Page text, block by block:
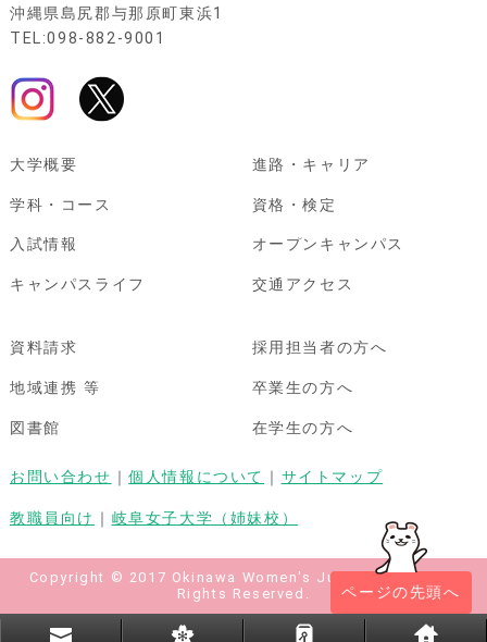
ページの先頭へ
沖縄県島尻郡与那原町東浜1
TEL:098-882-9001
大学概要
学科・コース
入試情報
キャンパスライフ
進路・キャリア
資格・検定
オープンキャンパス
交通アクセス
資料請求
地域連携 等
図書館
採用担当者の方へ
卒業生の方へ
在学生の方へ
お問い合わせ ｜個人情報について ｜ サイトマップ
教職員向け ｜ 岐阜女子大学（姉妹校）
Copyright © 2017 Okinawa Women's Junior College All
Rights Reserved.